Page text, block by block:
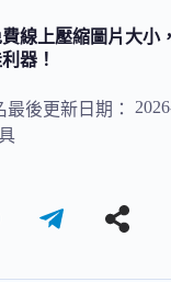
線上壓縮圖片大小
器！
最後更新日期：